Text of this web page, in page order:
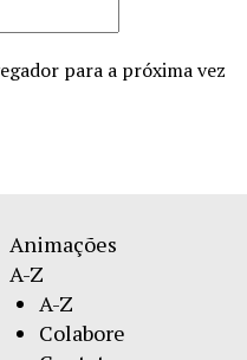
para a próxima vez
Animações
A-Z
A-Z
Colabore